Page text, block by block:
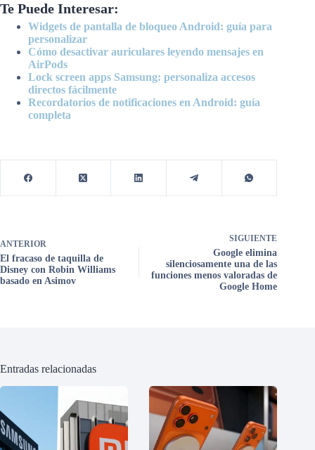
Te Puede Interesar:
Widgets de pantalla de bloqueo Android: guía para
personalizar
Cómo desactivar auriculares leyendo mensajes en
AirPods
Lock screen apps Samsung: personaliza accesos
directos fácilmente
Recordatorios de notificaciones en Android: guía
completa
ANTERIOR
El fracaso de taquilla de
Disney con Robin Williams
basado en Asimov
SIGUIENTE
Google elimina
silenciosamente una de las
funciones menos valoradas de
Google Home
Entradas relacionadas